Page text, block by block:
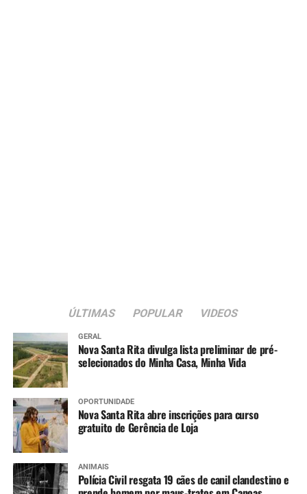
ÚLTIMAS POPULAR VIDEOS
GERAL
Nova Santa Rita divulga lista preliminar de pré-
selecionados do Minha Casa, Minha Vida
OPORTUNIDADE
Nova Santa Rita abre inscrições para curso
gratuito de Gerência de Loja
ANIMAIS
Polícia Civil resgata 19 cães de canil clandestino e